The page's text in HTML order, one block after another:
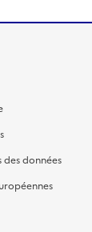
des données